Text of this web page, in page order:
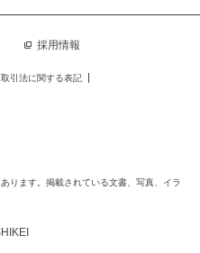
採用情報
引法に関する表記
ります。掲載されている文書、写真、イラ